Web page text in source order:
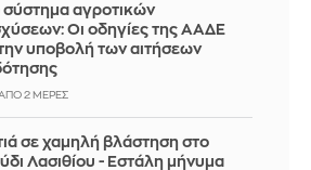
σύστημα αγροτικών
Οι οδηγίες της ΑΑΔΕ
υποβολή των αιτήσεων
2 ΜΈΡΕΣ
σε χαμηλή βλάστηση στο
Λασιθίου - Εστάλη μήνυμα